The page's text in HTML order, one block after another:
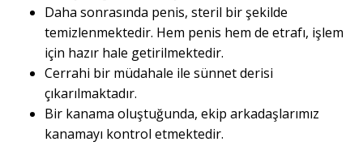
Daha sonrasında penis, steril bir şekilde
temizlenmektedir. Hem penis hem de etrafı, işlem
için hazır hale getirilmektedir.
Cerrahi bir müdahale ile sünnet derisi
çıkarılmaktadır.
Bir kanama oluştuğunda, ekip arkadaşlarımız
kanamayı kontrol etmektedir.